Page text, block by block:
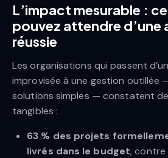
L’impact mesurable :
pouvez attendre
réussie
Les organisations qui passent
improvisée à une gestion outillée
solutions simples — constatent
tangibles :
63 % des projets
livrés dans le budget, contre